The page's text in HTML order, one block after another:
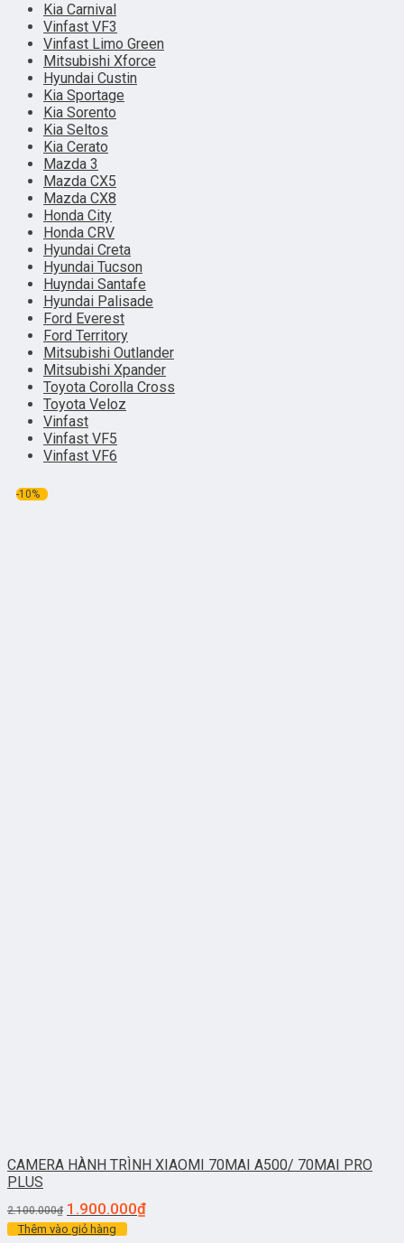
Kia Carnival
Vinfast VF3
Vinfast Limo Green
Mitsubishi Xforce
Hyundai Custin
Kia Sportage
Kia Sorento
Kia Seltos
Kia Cerato
Mazda 3
Mazda CX5
Mazda CX8
Honda City
Honda CRV
Hyundai Creta
Hyundai Tucson
Huyndai Santafe
Hyundai Palisade
Ford Everest
Ford Territory
Mitsubishi Outlander
Mitsubishi Xpander
Toyota Corolla Cross
Toyota Veloz
Vinfast
Vinfast VF5
Vinfast VF6
-10%
CAMERA HÀNH TRÌNH XIAOMI 70MAI A500/ 70MAI PRO
PLUS
2.100.000₫ 1.900.000₫
Thêm vào giỏ hàng